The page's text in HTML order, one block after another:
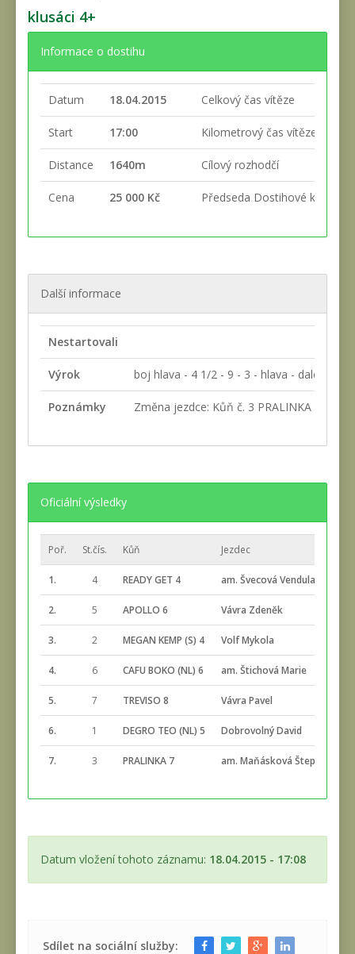
klusáci 4+
Informace o dostihu
Datum 18.04.2015 Celkový čas vítěze
Start 17:00 Kilometrový čas vítěze
Distance 1640m Cílový rozhodčí
Cena 25 000 Kč Předseda Dostihové komise
Další informace
Nestartovali
Výrok boj hlava - 4 1/2 - 9 - 3 - hlava - daleko
Poznámky Změna jezdce: Kůň č. 3 PRALINKA 7 -
Oficiální výsledky
Poř. St.čís. Kůň Jezdec
1. 4 READY GET 4 am. Švecová Vendula
2. 5 APOLLO 6 Vávra Zdeněk
3. 2 MEGAN KEMP (S) 4 Volf Mykola
4. 6 CAFU BOKO (NL) 6 am. Štichová Marie
5. 7 TREVISO 8 Vávra Pavel
6. 1 DEGRO TEO (NL) 5 Dobrovolný David
7. 3 PRALINKA 7 am. Maňásková Štepánka
Datum vložení tohoto záznamu: 18.04.2015 - 17:08
Sdílet na sociální služby: